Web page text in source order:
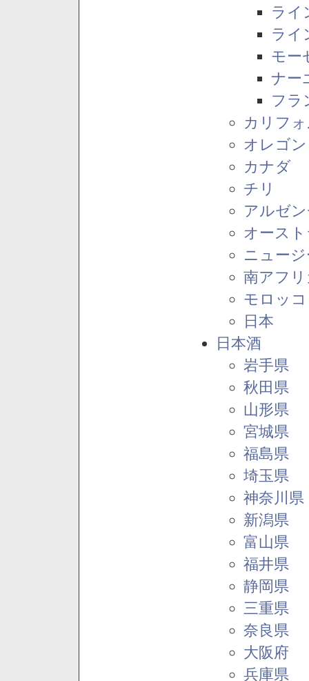
ライ
ライ
モー
ナー
フラ
カリフ
オレゴ
カナダ
チリ
アルゼ
オース
ニュー
南アフ
モロッコ
日本
日本酒
岩手県
秋田県
山形県
宮城県
福島県
埼玉県
神奈川県
新潟県
富山県
福井県
静岡県
三重県
奈良県
大阪府
兵庫県